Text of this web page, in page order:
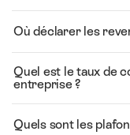
Où déclarer les
Quel est le taux de
entreprise ?
Quels sont les